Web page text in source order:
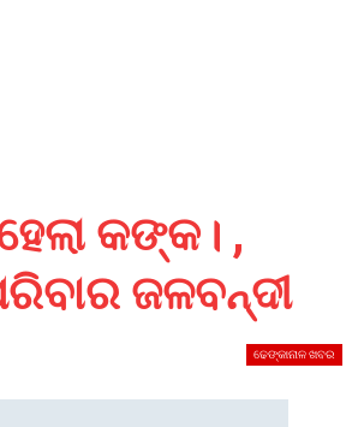
କଙ୍କ। ,
ଜଳବନ୍ଦୀ
ଢେଙ୍କାନାଳ ଖବର